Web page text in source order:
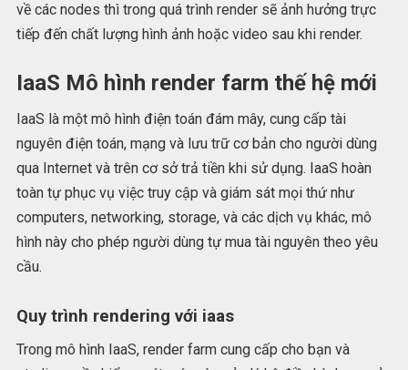
về các nodes thì trong quá trình render sẽ ảnh hưởng trực
tiếp đến chất lượng hình ảnh hoặc video sau khi render.
IaaS Mô hình render farm thế hệ mới
IaaS là một mô hình điện toán đám mây, cung cấp tài
nguyên điện toán, mạng và lưu trữ cơ bản cho người dùng
qua Internet và trên cơ sở trả tiền khi sử dụng. IaaS hoàn
toàn tự phục vụ việc truy cập và giám sát mọi thứ như
computers, networking, storage, và các dịch vụ khác, mô
hình này cho phép người dùng tự mua tài nguyên theo yêu
cầu.
Quy trình rendering với iaas
Trong mô hình IaaS, render farm cung cấp cho bạn và